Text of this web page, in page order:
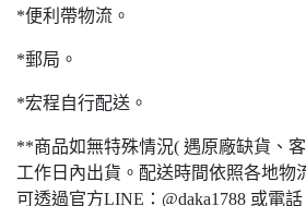
*便利帶物流。
*郵局。
*宏程自行配送。
**商品如無特殊情況( 遇原廠缺貨、
工作日內出貨。配送時間依照各地物
可透過官方LINE：@daka1788 或電話